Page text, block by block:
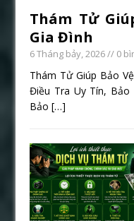
Thám Tử
Gia Đình
6 Tháng bảy, 2026// 0
Thám Tử Giúp Bảo
Điều Tra Uy Tín, Bảo
Bảo[…]